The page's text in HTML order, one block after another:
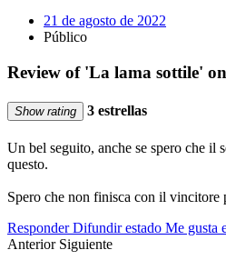
21 de agosto de 2022
Público
Review of 'La lama sottile'
Show rating 3 estrellas
Un bel seguito, anche se spero che il
questo.
Spero che non finisca con il vincitore
Responder Difundir estado Me gusta
Anterior Siguiente